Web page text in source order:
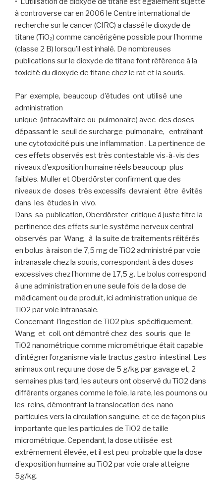
à controverse car en 2006 le Centre international de
recherche sur le cancer (CIRC) a classé le dioxyde de
titane (TiO₂) comme cancérigène possible pour l’homme
(classe 2 B) lorsqu’il est inhalé. De nombreuses
publications sur le dioxyde de titane font référence à la
toxicité du dioxyde de titane chez le rat et la souris.
Par exemple, beaucoup d’études ont utilisé une
administration
unique (intracavitaire ou pulmonaire) avec des doses
dépassant le seuil de surcharge pulmonaire, entraînant
une cytotoxicité puis une inflammation . La pertinence de
ces effets observés est très contestable vis-à-vis des
niveaux d’exposition humaine réels beaucoup plus
faibles. Muller et Oberdörster confirment que des
niveaux de doses très excessifs devraient être évités
dans les études in vivo.
Dans sa publication, Oberdörster critique à juste titre la
pertinence des effets sur le système nerveux central
observés par Wang à la suite de traitements réitérés
en bolus à raison de 7,5 mg de TiO2 administré par voie
intranasale chez la souris, correspondant à des doses
excessives chez l’homme de 17,5 g. Le bolus correspond
à une administration en une seule fois de la dose de
médicament ou de produit, ici administration unique de
TiO2 par voie intranasale.
Concernant l’ingestion de TiO2 plus spécifiquement,
Wang et coll. ont démontré chez des souris que le
TiO2 nanométrique comme micrométrique était capable
d’intégrer l’organisme via le tractus gastro-intestinal. Les
animaux ont reçu une dose de 5 g/kg par gavage et, 2
semaines plus tard, les auteurs ont observé du TiO2 dans
différents organes comme le foie, la rate, les poumons ou
les reins, démontrant la translocation des nano
particules vers la circulation sanguine, et ce de façon plus
importante que les particules de TiO2 de taille
micrométrique. Cependant, la dose utilisée est
extrêmement élevée, et il est peu probable que la dose
d’exposition humaine au TiO2 par voie orale atteigne
5g/kg.